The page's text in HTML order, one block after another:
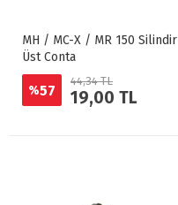
MH / MC-X / MR 150 Silindir
Üst Conta
%57
44,34 TL
19,00 TL